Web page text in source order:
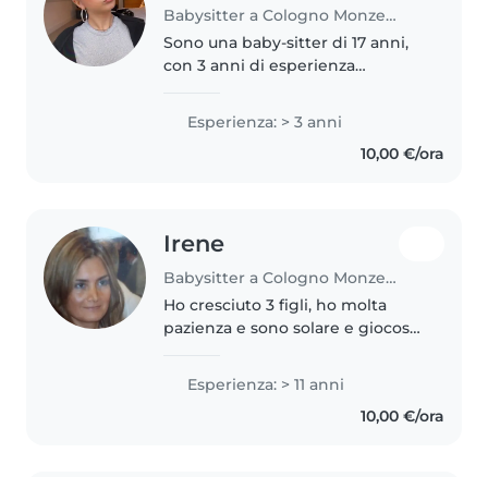
Babysitter a Cologno Monzese
Sono una baby-sitter di 17 anni,
con 3 anni di esperienza
prescolare e di età prescolare.
Parlo fluentemente 4 lingue:
francese, inglese, italiano e
Esperienza: > 3 anni
10,00 €/ora
Irene
Babysitter a Cologno Monzese
Ho cresciuto 3 figli, ho molta
pazienza e sono solare e giocosa.
coinvolgere i bambini a mettere
Esperienza: > 11 anni
10,00 €/ora